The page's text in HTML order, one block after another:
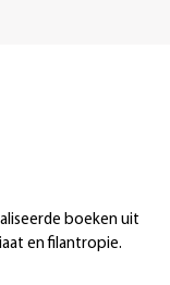
boeken uit
en filantropie.